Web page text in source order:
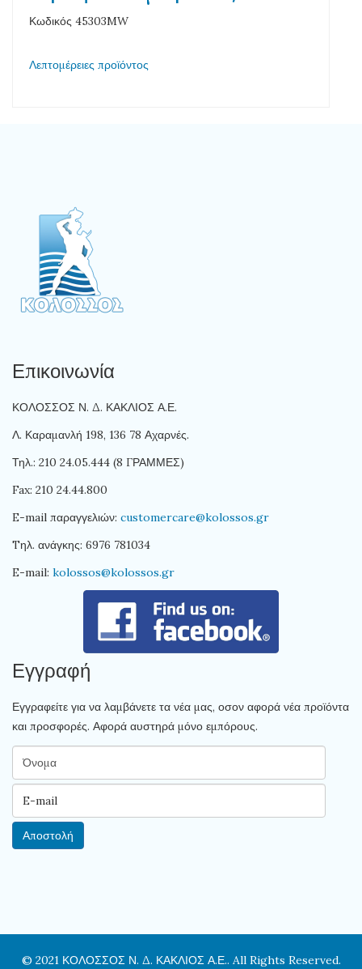
Κωδικός 45303MW
Λεπτομέρειες προϊόντος
Επικοινωνία
ΚΟΛΟΣΣΟΣ Ν. Δ. ΚΑΚΛΙΟΣ Α.Ε.
Λ. Καραμανλή 198, 136 78 Αχαρνές.
Τηλ.: 210 24.05.444 (8 ΓΡΑΜΜΕΣ)
Fax: 210 24.44.800
E-mail παραγγελιών: customercare@kolossos.gr
Tηλ. ανάγκης: 6976 781034
E-mail: kolossos@kolossos.gr
Εγγραφή
Εγγραφείτε για να λαμβάνετε τα νέα μας, οσον αφορά νέα προϊόντα
και προσφορές. Αφορά αυστηρά μόνο εμπόρους.
© 2021 ΚΟΛΟΣΣΟΣ Ν. Δ. ΚΑΚΛΙΟΣ Α.Ε.. All Rights Reserved.